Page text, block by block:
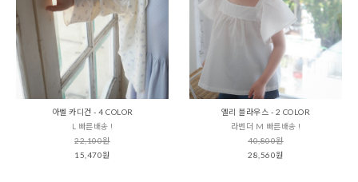
아벨 카디건 - 4 COLOR
L 빠른배송 !
22,100원
15,470원
엘리 블라우스 - 2 COLOR
라벤더 M 빠른배송 !
40,800원
28,560원